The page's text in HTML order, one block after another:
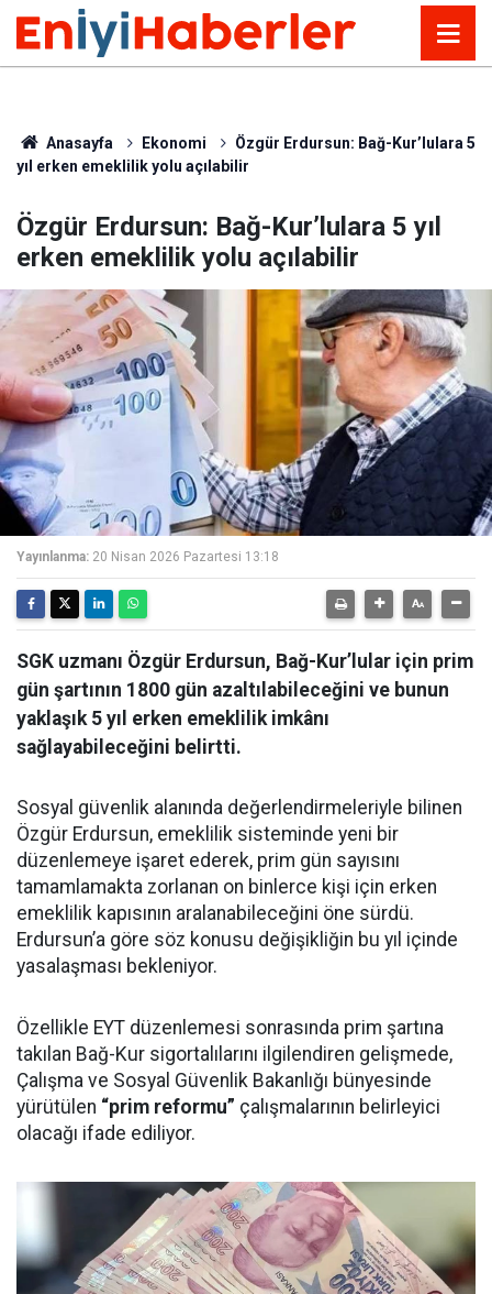
Anasayfa Ekonomi
Özgür Erdursun: Bağ-Kur’lulara 5
yıl erken emeklilik yolu açılabilir
Özgür Erdursun: Bağ-Kur’lulara 5 yıl
erken emeklilik yolu açılabilir
Yayınlanma: 20 Nisan 2026 Pazartesi 13:18
SGK uzmanı Özgür Erdursun, Bağ-Kur’lular için prim
gün şartının 1800 gün azaltılabileceğini ve bunun
yaklaşık 5 yıl erken emeklilik imkânı
sağlayabileceğini belirtti.
Sosyal güvenlik alanında değerlendirmeleriyle bilinen
Özgür Erdursun, emeklilik sisteminde yeni bir
düzenlemeye işaret ederek, prim gün sayısını
tamamlamakta zorlanan on binlerce kişi için erken
emeklilik kapısının aralanabileceğini öne sürdü.
Erdursun’a göre söz konusu değişikliğin bu yıl içinde
yasalaşması bekleniyor.
Özellikle EYT düzenlemesi sonrasında prim şartına
takılan Bağ-Kur sigortalılarını ilgilendiren gelişmede,
Çalışma ve Sosyal Güvenlik Bakanlığı bünyesinde
yürütülen “prim reformu” çalışmalarının belirleyici
olacağı ifade ediliyor.